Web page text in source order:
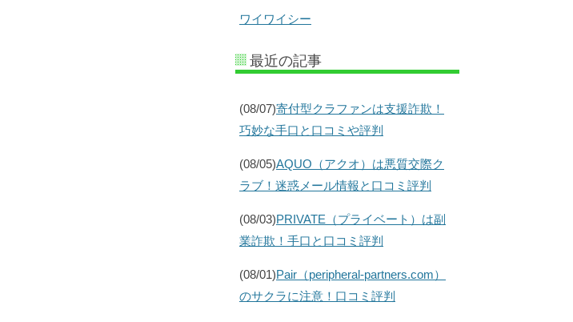
ワイワイシー
最近の記事
(08/07)寄付型クラファンは支援詐欺！
巧妙な手口と口コミや評判
(08/05)AQUO（アクオ）は悪質交際ク
ラブ！迷惑メール情報と口コミ評判
(08/03)PRIVATE（プライベート）は副
業詐欺！手口と口コミ評判
(08/01)Pair（peripheral-partners.com）
のサクラに注意！口コミ評判